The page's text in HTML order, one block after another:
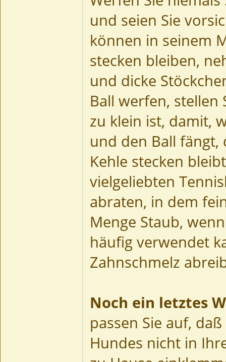
und seien Sie
können in seinem
stecken bleiben,
und dicke
Ball werfen, stellen
zu klein ist, damit,
und den Ball
Kehle stecken
vielgeliebten
abraten, in dem
Menge Staub,
häufig verwendet
Zahnschmelz
Noch ein letztes
passen Sie auf,
Hundes nicht in